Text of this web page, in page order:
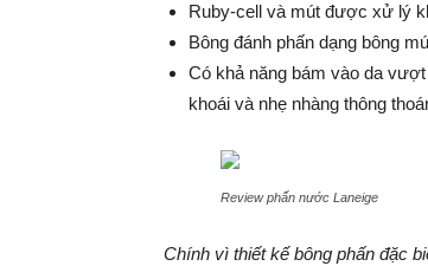
Ruby-cell và mút được xử lý
Bông đánh phấn dạng bông
Có khả năng bám vào da
khoái và nhẹ nhàng thông
Review phấn nước Laneige
Chính vì thiết kế bông phấn đặc